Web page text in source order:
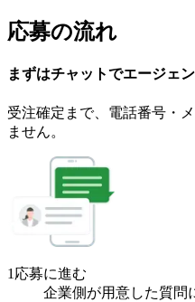
応募の流れ
まずはチャットでエージェ
受注確定まで、 電話番号・
ません。
1 応募に進む
企業側が用意した質問